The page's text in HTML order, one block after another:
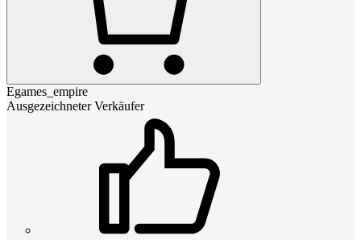
Egames_empire
Ausgezeichneter Verkäufer